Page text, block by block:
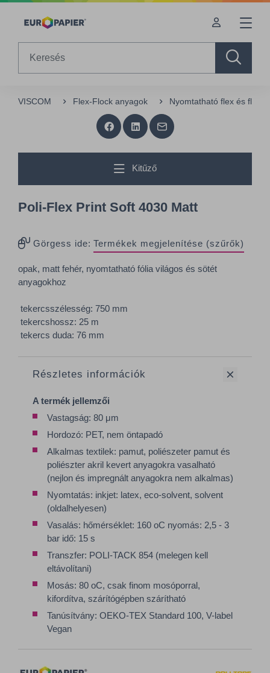
Table Of Content
VISCOM Flex-Flock anyagok Nyomtatható flex és flock
Kitűző
Poli-Flex Print Soft 4030 Matt
Görgess ide: Termékek megjelenítése (szűrők)
opak, matt fehér, nyomtatható fólia világos és sötét
anyagokhoz
tekercsszélesség: 750 mm
tekercshossz: 25 m
tekercs duda: 76 mm
Részletes információk
A termék jellemzői
Vastagság: 80 μm
Hordozó: PET, nem öntapadó
Alkalmas textilek: pamut, poliészeter pamut és
poliészter akril kevert anyagokra vasalható
(nejlon és impregnált anyagokra nem alkalmas)
Nyomtatás: inkjet: latex, eco-solvent, solvent
(oldalhelyesen)
Vasalás: hőmérséklet: 160 oC nyomás: 2,5 - 3
bar idő: 15 s
Transzfer: POLI-TACK 854 (melegen kell
eltávolítani)
Mosás: 80 oC, csak finom mosóporral,
kifordítva, szárítógépben szárítható
Tanúsítvány: OEKO-TEX Standard 100, V-label
Vegan